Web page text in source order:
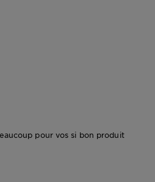
pour vos si bon produit